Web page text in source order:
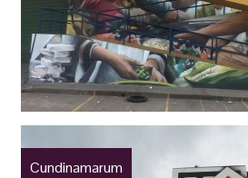
Cundinamarum